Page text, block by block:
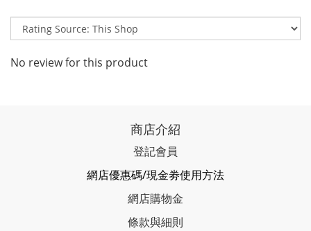
No review for this product
商店介紹
登記會員
網店優惠碼/現金劵使用方法
網店購物金
條款與細則